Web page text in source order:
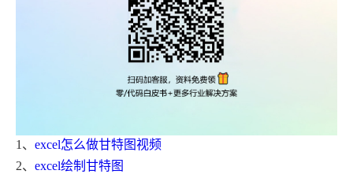
1、 excel怎么做甘特图视频
2、 excel绘制甘特图